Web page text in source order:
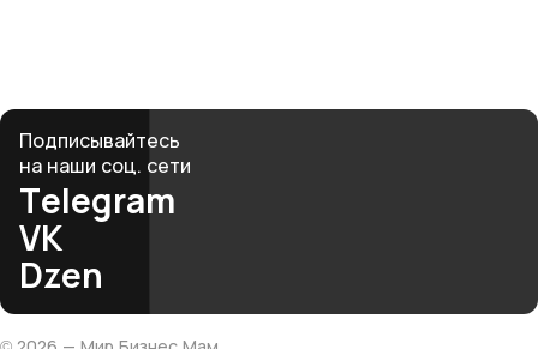
Подписывайтесь
на наши соц. сети
Telegram
VK
Dzen